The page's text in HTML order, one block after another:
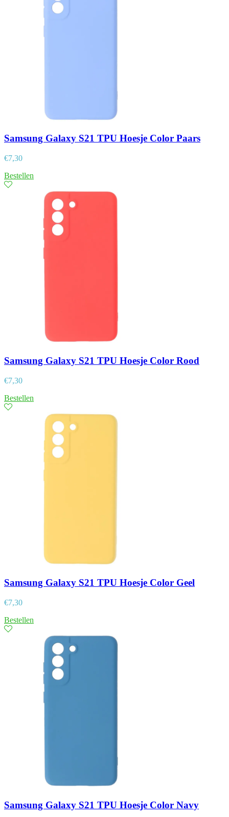
Samsung Galaxy S21 TPU Hoesje Color Paars
€7,30
Bestellen
Samsung Galaxy S21 TPU Hoesje Color Rood
€7,30
Bestellen
Samsung Galaxy S21 TPU Hoesje Color Geel
€7,30
Bestellen
Samsung Galaxy S21 TPU Hoesje Color Navy